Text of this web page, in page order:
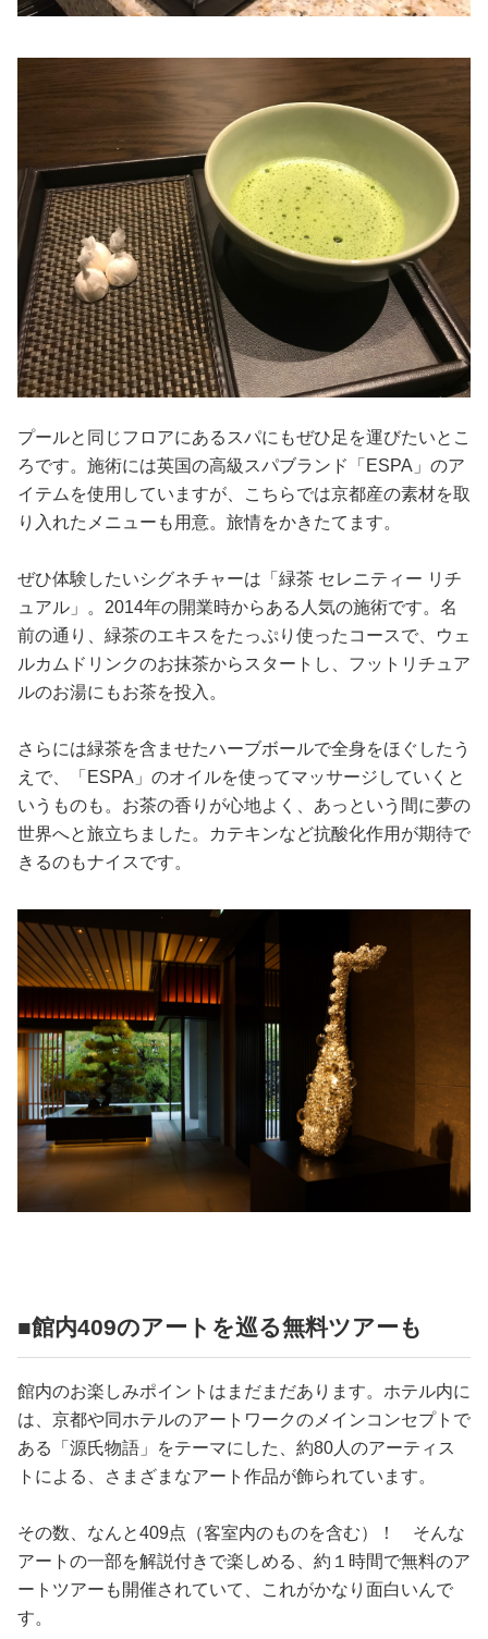
プールと同じフロアにあるスパにもぜひ足を運びたいとこ
ろです。施術には英国の高級スパブランド「ESPA」のア
イテムを使用していますが、こちらでは京都産の素材を取
り入れたメニューも用意。旅情をかきたてます。
ぜひ体験したいシグネチャーは「緑茶 セレニティー リチ
ュアル」。2014年の開業時からある人気の施術です。名
前の通り、緑茶のエキスをたっぷり使ったコースで、ウェ
ルカムドリンクのお抹茶からスタートし、フットリチュア
ルのお湯にもお茶を投入。
さらには緑茶を含ませたハーブボールで全身をほぐしたう
えで、「ESPA」のオイルを使ってマッサージしていくと
いうものも。お茶の香りが心地よく、あっという間に夢の
世界へと旅立ちました。カテキンなど抗酸化作用が期待で
きるのもナイスです。
■館内409のアートを巡る無料ツアーも
館内のお楽しみポイントはまだまだあります。ホテル内に
は、京都や同ホテルのアートワークのメインコンセプトで
ある「源氏物語」をテーマにした、約80人のアーティス
トによる、さまざまなアート作品が飾られています。
その数、なんと409点（客室内のものを含む）！ そんな
アートの一部を解説付きで楽しめる、約１時間で無料のア
ートツアーも開催されていて、これがかなり面白いんで
す。